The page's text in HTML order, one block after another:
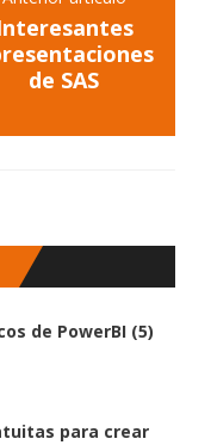
de SAS
de PowerBI (5)
para crear